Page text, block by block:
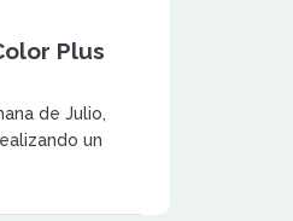
Plus
de Julio,
un